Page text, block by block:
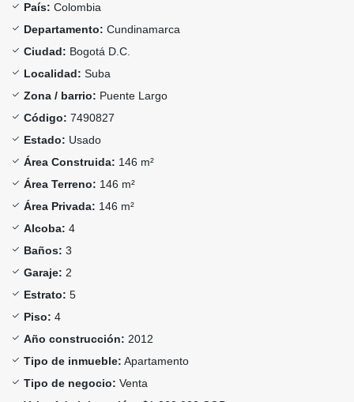
País: Colombia
Departamento: Cundinamarca
Ciudad: Bogotá D.C.
Localidad: Suba
Zona / barrio: Puente Largo
Código: 7490827
Estado: Usado
Área Construida: 146 m²
Área Terreno: 146 m²
Área Privada: 146 m²
Alcoba: 4
Baños: 3
Garaje: 2
Estrato: 5
Piso: 4
Año construcción: 2012
Tipo de inmueble: Apartamento
Tipo de negocio: Venta